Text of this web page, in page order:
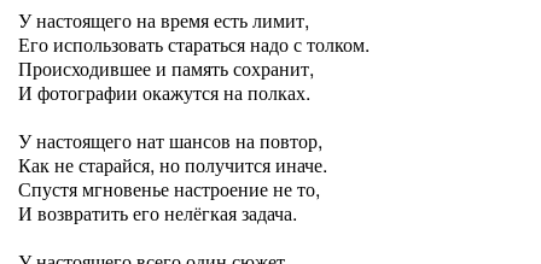
У настоящего на время есть лимит,
Его использовать стараться надо с толком.
Происходившее и память сохранит,
И фотографии окажутся на полках.
У настоящего нат шансов на повтор,
Как не старайся, но получится иначе.
Спустя мгновенье настроение не то,
И возвратить его нелёгкая задача.